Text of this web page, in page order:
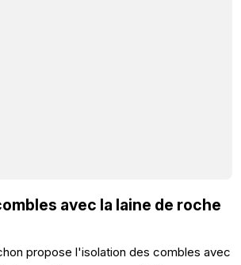
avec la laine de roche
propose l'isolation des combles avec